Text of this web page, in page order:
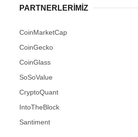
PARTNERLERIMIZ
CoinMarketCap
CoinGecko
CoinGlass
SoSoValue
CryptoQuant
IntoTheBlock
Santiment